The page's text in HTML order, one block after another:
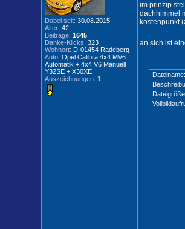
Dabei seit: 30.08.2015
Alter: 42
Beiträge: 1645
Danke-Klicks: 323
Wohnort: D-01454 Radeberg
Auto: Opel Calibra 4x4 MV6
Automatik + 4x4 V6 Manuell
Y32SE + X30XE
Auszeichnungen: 1
im prinzip
dachhimmel
kostenpunkt
an sich ist
Dateiname: